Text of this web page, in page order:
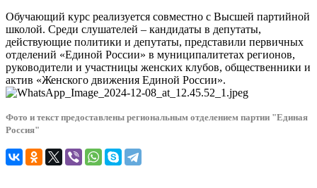
Обучающий курс реализуется совместно с Высшей партийной
школой. Среди слушателей – кандидаты в депутаты,
действующие политики и депутаты, представили первичных
отделений «Единой России» в муниципалитетах регионов,
руководители и участницы женских клубов, общественники и
актив «Женского движения Единой России».
Фото и текст предоставлены региональным отделением партии "Единая
Россия"